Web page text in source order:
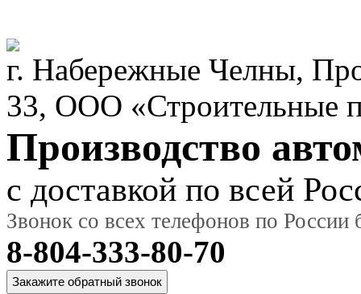
г. Набережные Челны,
33, ООО «Строительные
Производство
с доставкой по всей
Звонок со всех телефонов по России
8-804-333-80-70